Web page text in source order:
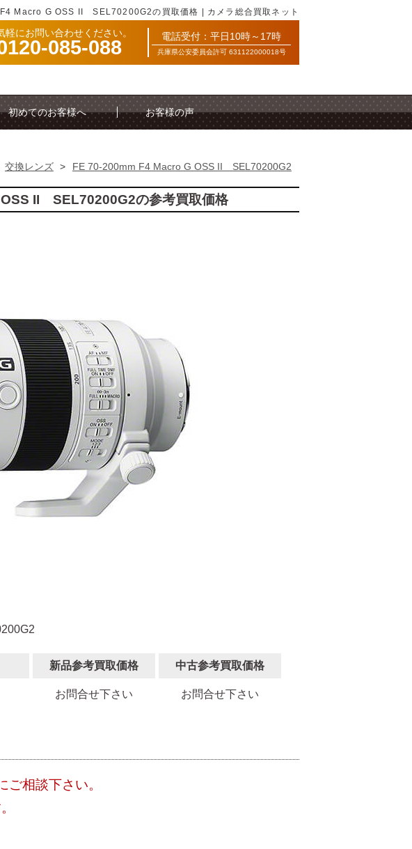
Macro G OSS II SEL70200G2の買取価格 | カメラ総合買取ネット
軽にお問い合わせください。
085-088 電話受付：平日10時～17時
兵庫県公安委員会許可 631122000018号
初めてのお客様へ お客様の声
交換レンズ > FE 70-200mm F4 Macro G OSS II SEL70200G2
II SEL70200G2の参考買取価格
新品参考買取価格 中古参考買取価格
お問合せ下さい お問合せ下さい
相談下さい。